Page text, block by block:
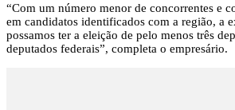
“Com um número menor de concorrentes e
em candidatos identificados com a região, a
possamos ter a eleição de pelo menos três
deputados federais”, completa o empresário.